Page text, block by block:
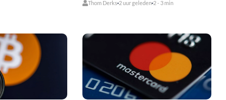
Thom Derks 2 uur geleden 2 - 3 min